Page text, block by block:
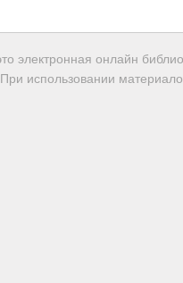
электронная онлайн
При использовании